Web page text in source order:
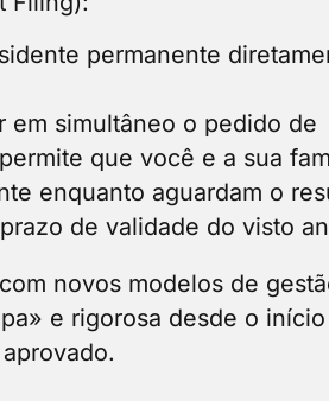
permanente
em simultâneo o pedido de
que você e a sua
enquanto aguardam o
de validade do visto
novos modelos de
e rigorosa desde o